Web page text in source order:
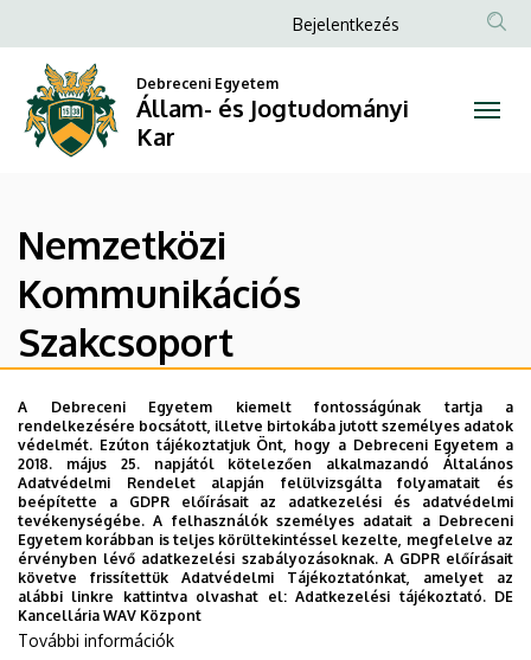
Kommunikációs
Szakcsoport
és
Jogtudományi
Kar
a
tartalomra
Anonim
fiók
menüje
Bejelentkezés
Debreceni Egyetem
Állam- és Jogtudományi
Kar
Nemzetközi
Kommunikációs
Szakcsoport
Tanszéki
munkatársaink
Tanszéki
dokumentumtár
Oktatott
tárgyak
Csoportvezető:Prof. Dr. Fézer Tamás, egyetemi tanár
A Nemzetközi Kommunikációs Szakcsoporthoz tartoznak
karunk nyelvtanárai.
A Debreceni Egyetem kiemelt fontosságúnak tartja a
rendelkezésére bocsátott, illetve birtokába jutott személyes adatok
védelmét. Ezúton tájékoztatjuk Önt, hogy a Debreceni Egyetem a
2018. május 25. napjától kötelezően alkalmazandó Általános
Adatvédelmi Rendelet alapján felülvizsgálta folyamatait és
beépítette a GDPR előírásait az adatkezelési és adatvédelmi
tevékenységébe. A felhasználók személyes adatait a Debreceni
Egyetem korábban is teljes körültekintéssel kezelte, megfelelve az
érvényben lévő adatkezelési szabályozásoknak. A GDPR előírásait
követve frissítettük Adatvédelmi Tájékoztatónkat, amelyet az
alábbi linkre kattintva olvashat el:Adatkezelési tájékoztató. DE
Kancellária WAV Központ
További információk